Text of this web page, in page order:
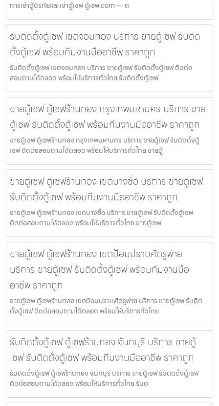
การเช่าตู้นิรภัยและเช่าตู้เซฟ ตู้เซฟ.com — ต
รับติดตั้งตู้เซฟ เขตจอมทอง บริการ ขายตู้เซฟ รับติด
ตั้งตู้เซฟ พร้อมทีมงานมืออาชีพ ราคาถูก
รับติดตั้งตู้เซฟ เขตจอมทอง บริการ ขายตู้เซฟ รับติดตั้งตู้เซฟ ติดต่อ
สอบถามได้ตลอด พร้อมให้บริการทั่วไทย รับติดตั้งตู้เซฟ
ขายตู้เซฟ ตู้เซฟร้านทอง กรุงเทพมหานคร บริการ ขาย
ตู้เซฟ รับติดตั้งตู้เซฟ พร้อมทีมงานมืออาชีพ ราคาถูก
ขายตู้เซฟ ตู้เซฟร้านทอง กรุงเทพมหานคร บริการ ขายตู้เซฟ รับติดตั้งตู้
เซฟ ติดต่อสอบถามได้ตลอด พร้อมให้บริการทั่วไทย ขายตู้
ขายตู้เซฟ ตู้เซฟร้านทอง เขตบางซื่อ บริการ ขายตู้เซฟ
รับติดตั้งตู้เซฟ พร้อมทีมงานมืออาชีพ ราคาถูก
ขายตู้เซฟ ตู้เซฟร้านทอง เขตบางซื่อ บริการ ขายตู้เซฟ รับติดตั้งตู้เซฟ
ติดต่อสอบถามได้ตลอด พร้อมให้บริการทั่วไทย ขายตู้เซฟ
ขายตู้เซฟ ตู้เซฟร้านทอง เขตป้อมปราบศัตรูพ่าย
บริการ ขายตู้เซฟ รับติดตั้งตู้เซฟ พร้อมทีมงานมือ
อาชีพ ราคาถูก
ขายตู้เซฟ ตู้เซฟร้านทอง เขตป้อมปราบศัตรูพ่าย บริการ ขายตู้เซฟ รับติด
ตั้งตู้เซฟ ติดต่อสอบถามได้ตลอด พร้อมให้บริการทั่วไทย
รับติดตั้งตู้เซฟ ตู้เซฟร้านทอง จันทบุรี บริการ ขายตู้
เซฟ รับติดตั้งตู้เซฟ พร้อมทีมงานมืออาชีพ ราคาถูก
รับติดตั้งตู้เซฟ ตู้เซฟร้านทอง จันทบุรี บริการ ขายตู้เซฟ รับติดตั้งตู้เซฟ
ติดต่อสอบถามได้ตลอด พร้อมให้บริการทั่วไทย รับต